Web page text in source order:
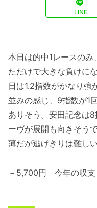
LINE
本日は的中1レースの
ただけで大きな負けに
日は1.2指数がかなり
並みの感じ、9指数が1
ありそう。安田記念は
ーヴが展開も向きそう
薄だが逃げきりは難しい
－5,700円 今年の収支